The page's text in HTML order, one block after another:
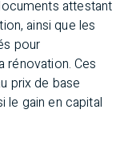
attestant
ainsi que les
pour
rénovation. Ces
prix de base
le gain en capital